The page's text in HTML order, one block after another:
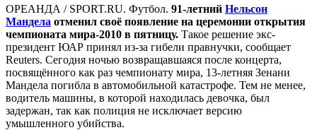
ОРЕАНДА / SPORT.RU. Футбол. 91-летний Нельсон
Мандела отменил своё появление на церемонии открытия
чемпионата мира-2010 в пятницу. Такое решение экс-
президент ЮАР принял из-за гибели правнучки, сообщает
Reuters. Сегодня ночью возвращавшаяся после концерта,
посвящённого как раз чемпионату мира, 13-летняя Зенани
Мандела погибла в автомобильной катастрофе. Тем не менее,
водитель машины, в которой находилась девочка, был
задержан, так как полиция не исключает версию
умышленного убийства.